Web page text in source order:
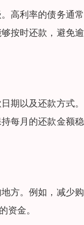
高利率的债务通
按时还款，避免
期以及还款方式
每月的还款金额
方。例如，减少
金。